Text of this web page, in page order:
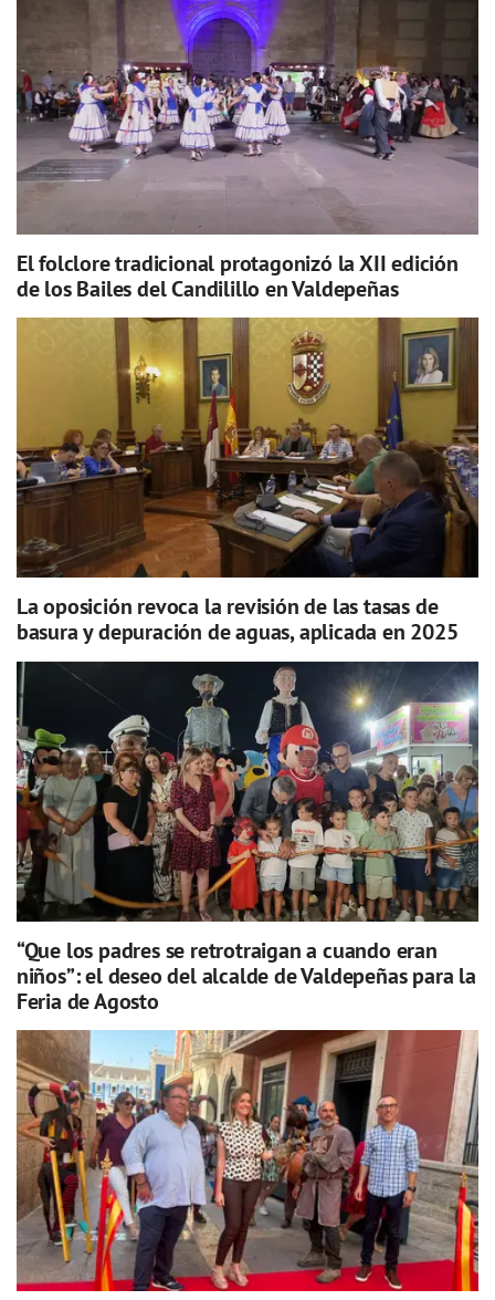
El folclore tradicional protagonizó la XII edición
de los Bailes del Candilillo en Valdepeñas
La oposición revoca la revisión de las tasas de
basura y depuración de aguas, aplicada en 2025
“Que los padres se retrotraigan a cuando eran
niños”: el deseo del alcalde de Valdepeñas para la
Feria de Agosto